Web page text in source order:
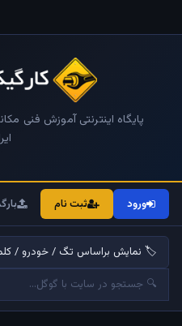
پایگاه اینترنتی آموزش فنی
ورود ثبت نام